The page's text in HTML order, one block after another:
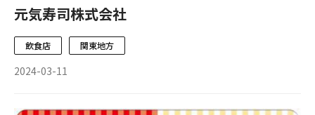
元気寿司株式会社
飲食店 関東地方
2024-03-11